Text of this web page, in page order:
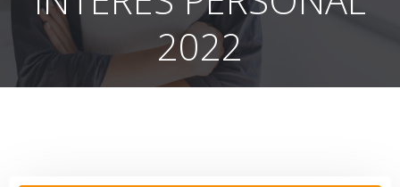
2022